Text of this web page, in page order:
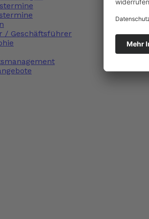
/ Geschäftsführer